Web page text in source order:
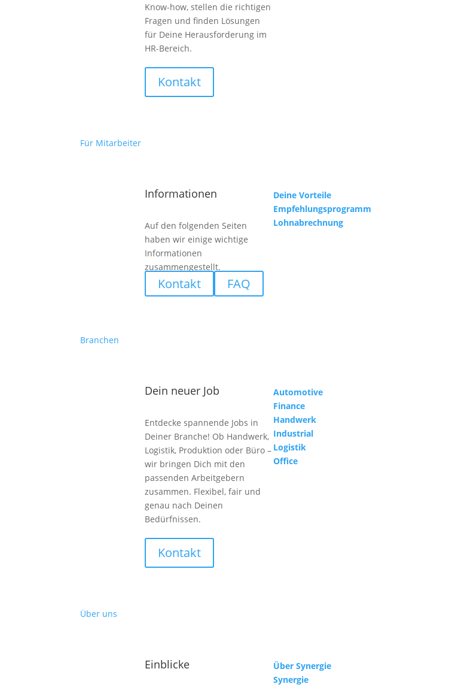
Know-how, stellen die richtigen
Fragen und finden Lösungen
für Deine Herausforderung im
HR-Bereich.
Kontakt
Für Mitarbeiter
Informationen
Auf den folgenden Seiten
haben wir einige wichtige
Informationen
zusammengestellt.
Kontakt FAQ
Deine Vorteile
Empfehlungsprogramm
Lohnabrechnung
Branchen
Dein neuer Job
Entdecke spannende Jobs in
Deiner Branche! Ob Handwerk,
Logistik, Produktion oder Büro –
wir bringen Dich mit den
passenden Arbeitgebern
zusammen. Flexibel, fair und
genau nach Deinen
Bedürfnissen.
Kontakt
Automotive
Finance
Handwerk
Industrial
Logistik
Office
Über uns
Einblicke
Über Synergie
Synergie